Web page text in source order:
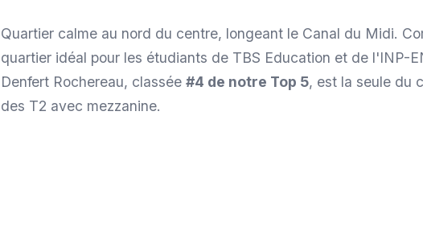
Quartier calme au nord du centre, longeant le Canal du Midi.
quartier idéal pour les étudiants de TBS Education et de l'INP-
Denfert Rochereau, classée #4 de notre Top 5, est la seule du
des T2 avec mezzanine.